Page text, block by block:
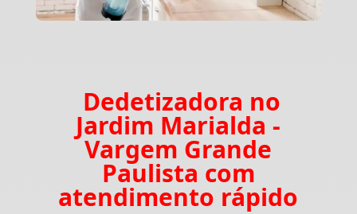
Dedetizadora no
Jardim Marialda -
Vargem Grande
Paulista com
atendimento rápido